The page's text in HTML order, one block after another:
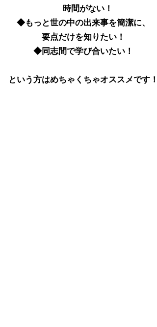
時間がない！
◆もっと世の中の出来事を簡潔に、
​要点だけを知りたい！
◆同志間で学び合いたい！
​という方はめちゃくちゃオススメです！